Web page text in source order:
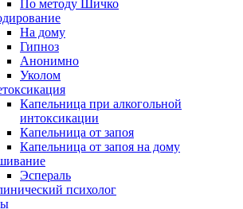
По методу Шичко
На дому
Гипноз
Анонимно
Уколом
Капельница при алкогольной
интоксикации
Капельница от запоя
Капельница от запоя на дому
Эспераль
психолог